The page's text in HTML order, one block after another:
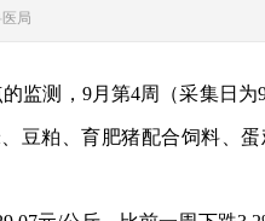
兽医局
监测，9月第4周（采集日为
、豆粕、育肥猪配合饲料、